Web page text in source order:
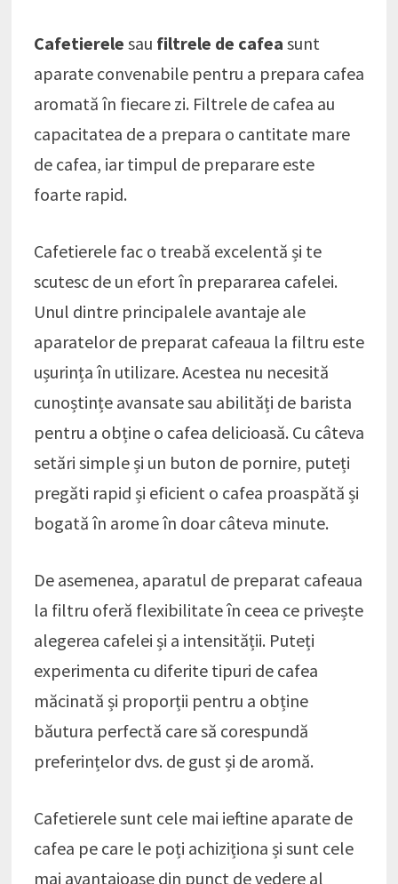
Cafetierele sau filtrele de cafea sunt
aparate convenabile pentru a prepara cafea
aromată în fiecare zi. Filtrele de cafea au
capacitatea de a prepara o cantitate mare
de cafea, iar timpul de preparare este
foarte rapid.
Cafetierele fac o treabă excelentă și te
scutesc de un efort în prepararea cafelei.
Unul dintre principalele avantaje ale
aparatelor de preparat cafeaua la filtru este
ușurința în utilizare. Acestea nu necesită
cunoștințe avansate sau abilități de barista
pentru a obține o cafea delicioasă. Cu câteva
setări simple și un buton de pornire, puteți
pregăti rapid și eficient o cafea proaspătă și
bogată în arome în doar câteva minute.
De asemenea, aparatul de preparat cafeaua
la filtru oferă flexibilitate în ceea ce privește
alegerea cafelei și a intensității. Puteți
experimenta cu diferite tipuri de cafea
măcinată și proporții pentru a obține
băutura perfectă care să corespundă
preferințelor dvs. de gust și de aromă.
Cafetierele sunt cele mai ieftine aparate de
cafea pe care le poți achiziționa și sunt cele
mai avantajoase din punct de vedere al